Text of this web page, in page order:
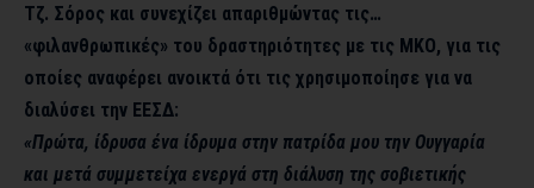
Τζ. Σόρος και συνεχίζει απαριθμώντας τις…
«φιλανθρωπικές» του δραστηριότητες με τις ΜΚΟ, για τις
οποίες αναφέρει ανοικτά ότι τις χρησιμοποίησε για να
διαλύσει την ΕΕΣΔ:
«Πρώτα, ίδρυσα ένα ίδρυμα στην πατρίδα μου την Ουγγαρία
και μετά συμμετείχα ενεργά στη διάλυση της σοβιετικής